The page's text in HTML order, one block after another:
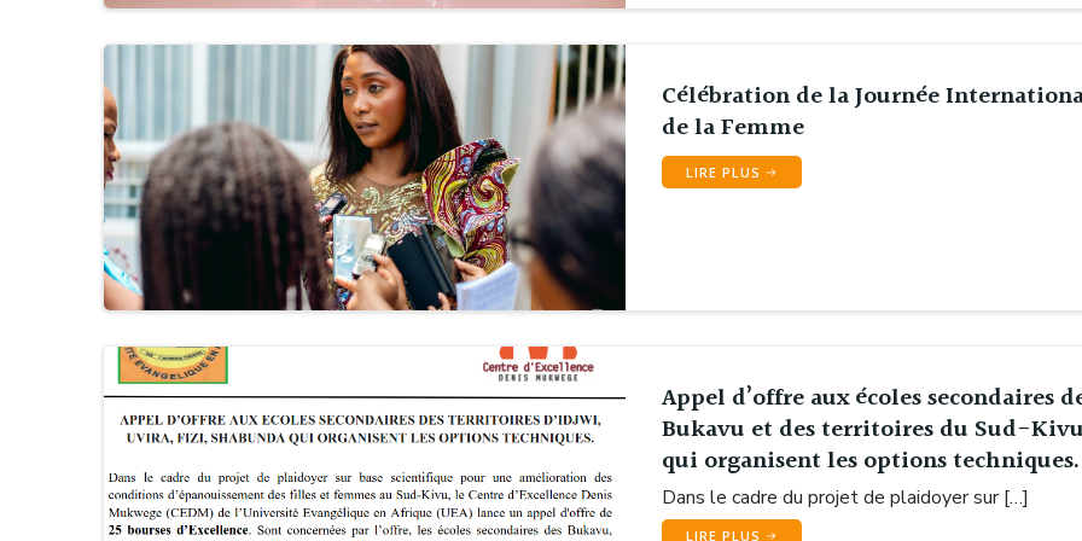
Célébration de la Journée
de la Femme
LIRE PLUS
Appel d’offre aux écoles secondaires
Bukavu et des territoires du Sud-Kivu
qui organisent les options techniques.
Dans le cadre du projet de plaidoyer sur […]
LIRE PLUS